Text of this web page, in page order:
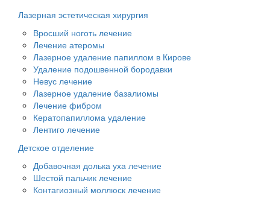
Лазерная эстетическая хирургия
Вросший ноготь лечение
Лечение атеромы
Лазерное удаление папиллом в Кирове
Удаление подошвенной бородавки
Невус лечение
Лазерное удаление базалиомы
Лечение фибром
Кератопапиллома удаление
Лентиго лечение
Детское отделение
Добавочная долька уха лечение
Шестой пальчик лечение
Контагиозный моллюск лечение